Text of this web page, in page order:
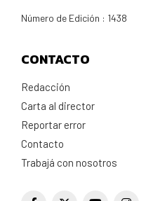
Número de Edición : 1438
CONTACTO
Redacción
Carta al director
Reportar error
Contacto
Trabajá con nosotros